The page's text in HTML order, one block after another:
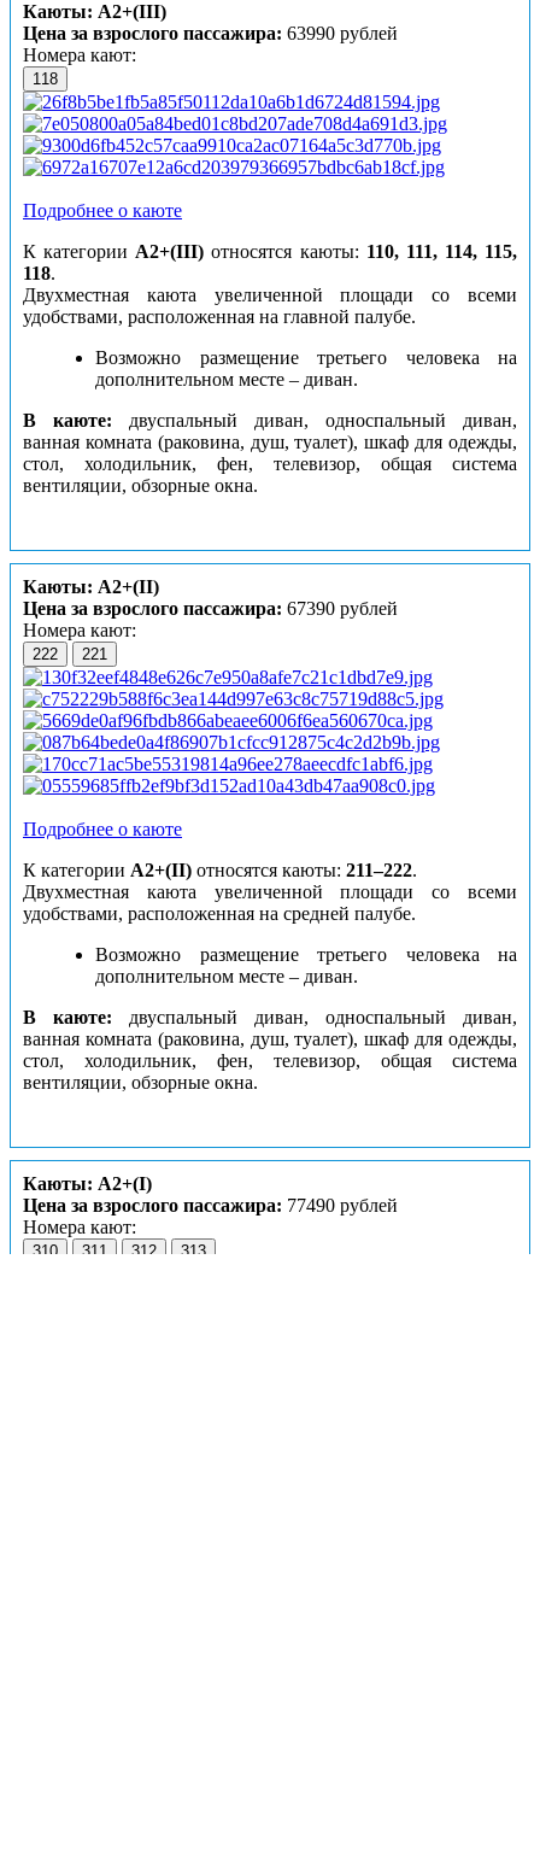
Каюты: А2+(III)
Цена за взрослого пассажира: 63990 рублей
Номера кают:
118
Подробнее о каюте
К категорииА2+(III) относятся каюты: 110, 111, 114, 115,
118.
Двухместная каюта увеличенной площади со всеми
удобствами, расположенная на главной палубе.
Возможно размещение третьего человека на
дополнительном месте – диван.
В каюте: двуспальный диван, односпальный диван,
ванная комната (раковина, душ, туалет), шкаф для одежды,
стол, холодильник, фен, телевизор, общая система
вентиляции, обзорные окна.
Каюты: А2+(II)
Цена за взрослого пассажира: 67390 рублей
Номера кают:
222 221
Подробнее о каюте
К категории А2+(II) относятся каюты: 211–222.
Двухместная каюта увеличенной площади со всеми
удобствами, расположенная на средней палубе.
Возможно размещение третьего человека на
дополнительном месте – диван.
В каюте: двуспальный диван, односпальный диван,
ванная комната (раковина, душ, туалет), шкаф для одежды,
стол, холодильник, фен, телевизор, общая система
вентиляции, обзорные окна.
Каюты: А2+(I)
Цена за взрослого пассажира: 77490 рублей
Номера кают:
310 311 312 313